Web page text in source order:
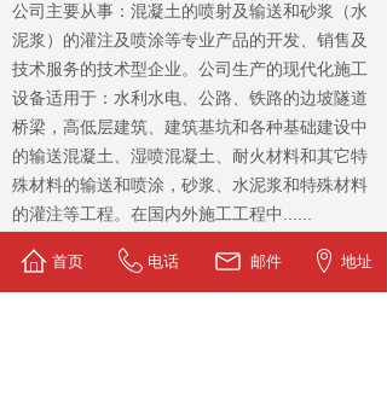
公司主要从事：混凝土的喷射及输送和砂浆（水
泥浆）的灌注及喷涂等专业产品的开发、销售及
技术服务的技术型企业。公司生产的现代化施工
设备适用于：水利水电、公路、铁路的边坡隧道
桥梁，高低层建筑、建筑基坑和各种基础建设中
的输送混凝土、湿喷混凝土、耐火材料和其它特
殊材料的输送和喷涂，砂浆、水泥浆和特殊材料
的灌注等工程。在国内外施工工程中......
首页 电话 邮件 地址